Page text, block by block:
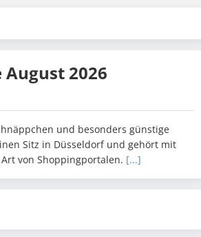
2026
und besonders günstige
Sitz in Düsseldorf und gehört mit
von Shoppingportalen. [...]